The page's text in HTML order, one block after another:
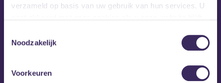
verzameld op basis van uw gebruik van hun services. U
Noodzakelijk
Voorkeuren